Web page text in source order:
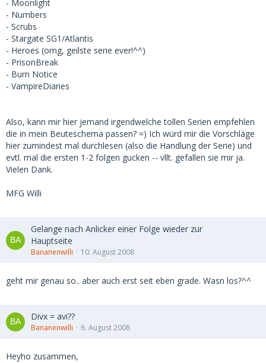
- Moonlight
- Numbers
- Scrubs
- Stargate SG1/Atlantis
- Heroes (omg, geilste serie ever!^^)
- PrisonBreak
- Burn Notice
- VampireDiaries
Also, kann mir hier jemand irgendwelche tollen Serien empfehlen
die in mein Beuteschema passen? =) Ich würd mir die Vorschläge
hier zumindest mal durchlesen (also die Handlung der Serie) und
evtl. mal die ersten 1-2 folgen gucken -- vllt. gefallen sie mir ja.
Vielen Dank.
MFG Willi
Gelange nach Anlicker einer Folge wieder zur
Hauptseite
Bananenwilli 10. August 2008
geht mir genau so.. aber auch erst seit eben grade. Wasn los?^^
Divx = avi??
Bananenwilli 6. August 2008
Heyho zusammen,